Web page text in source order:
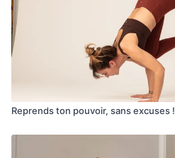
Reprends ton pouvoir, sans excuses !